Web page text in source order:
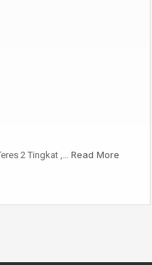
2 Tingkat ,… Read More